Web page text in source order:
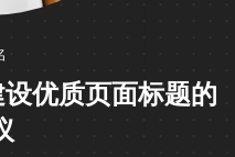
优质页面标题的